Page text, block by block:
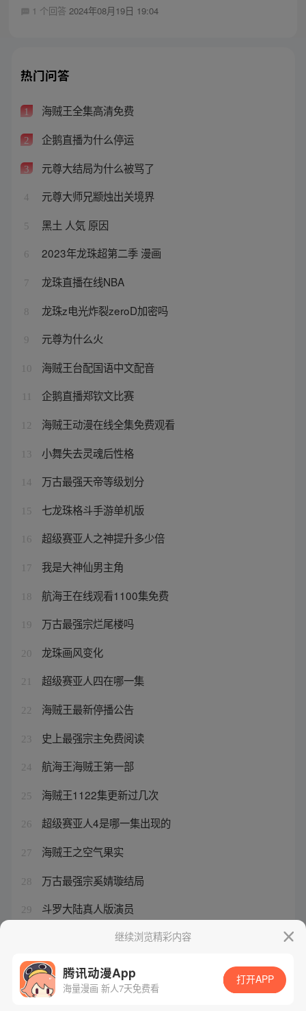
1 个回答 2024年08月19日 19:04
热门问答
1 海贼王全集高清免费
2 企鹅直播为什么停运
3 元尊大结局为什么被骂了
4 元尊大师兄颛烛出关境界
5 黑土 人気 原因
6 2023年龙珠超第二季 漫画
7 龙珠直播在线NBA
8 龙珠z电光炸裂zeroD加密吗
9 元尊为什么火
10 海贼王台配国语中文配音
企鹅直播郑钦文比赛
12 海贼王动漫在线全集免费观看
13 小舞失去灵魂后性格
14 万古最强天帝等级划分
15 七龙珠格斗手游单机版
16 超级赛亚人之神提升多少倍
17 我是大神仙男主角
18 航海王在线观看1100集免费
19 万古最强宗烂尾楼吗
20 龙珠画风变化
21 超级赛亚人四在哪一集
22 海贼王最新停播公告
23 史上最强宗主免费阅读
24 航海王海贼王第一部
25 海贼王1122集更新过几次
26 超级赛亚人4是哪一集出现的
27 海贼王之空气果实
28 万古最强宗奚婧璇结局
29 斗罗大陆真人版演员
《我和神仙结婚了》继续浏览精彩内容
腾讯动漫App
海量漫画 新人7天免费看
打开APP